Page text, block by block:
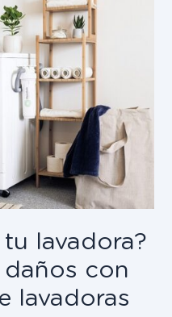
lavadora?
con
lavadoras​